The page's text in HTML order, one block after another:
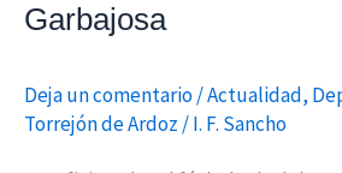
Garbajosa
Deja un comentario/Actualidad,
Torrejón de Ardoz /I. F. Sancho